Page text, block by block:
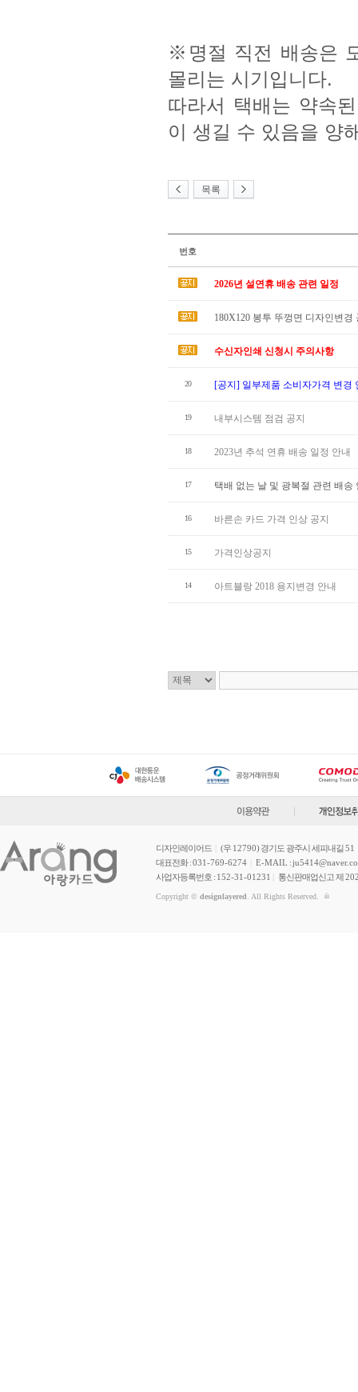
※명절 직전 배송은
몰리는 시기입니다.
따라서 택배는 약속
이 생길 수 있음을 양
목록
번호
2026년 설연휴 배송 관련 일정
180X120 봉투 뚜껑면 디자인변경
수신자인쇄 신청시 주의사항
20 [공지] 일부제품 소비자가격 변경
19 내부시스템 점검 공지
18 2023년 추석 연휴 배송 일정 안내
17 택배 없는 날 및 광복절 관련 배송
16 바른손 카드 가격 인상 공지
15 가격인상공지
14 아트블랑 2018 용지변경 안내
디자인레이어드 (우 12790) 경기도 광주시 세피내길51
대표전화 :031-769-6274 E-MAIL :
사업자등록번호 : 152-31-01231 통신판매업신고 제
Copyright © designlayered . All Rights Reserved.